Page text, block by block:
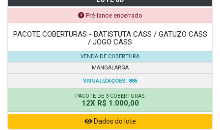
Pré-lance encerrado
PACOTE COBERTURAS - BATISTUTA CASS / GATUZO CASS
/ JOGO CASS
VENDA DE COBERTURA
MANGALARGA
VISUALIZAÇÕES: 885
PACOTE DE 3 COBERTURAS
12X R$ 1.000,00
Dados do lote